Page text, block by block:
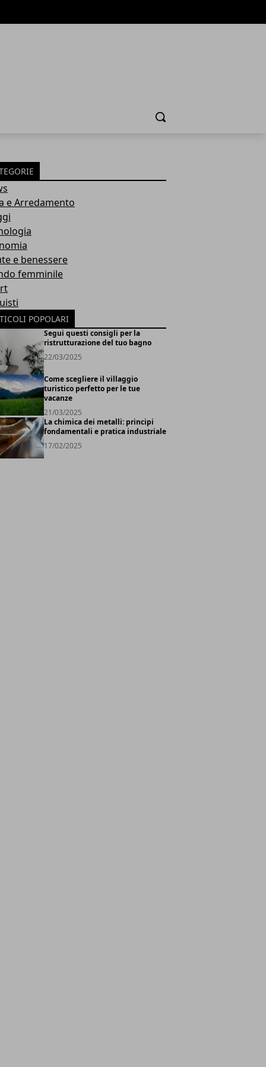
Cerca
e Arredamento
e benessere
femminile
POPOLARI
Segui questi consigli per la
ristrutturazione del tuo bagno
22/03/2025
Come scegliere il villaggio
turistico perfetto per le tue
vacanze
21/03/2025
La chimica dei metalli: principi
fondamentali e pratica industriale
17/02/2025